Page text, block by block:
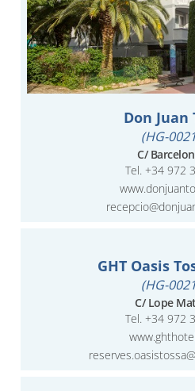
Don Juan
(HG-
C/
Tel. +34 972
GHT Oasis
(HG-
C/ Lope
Tel. +34 972